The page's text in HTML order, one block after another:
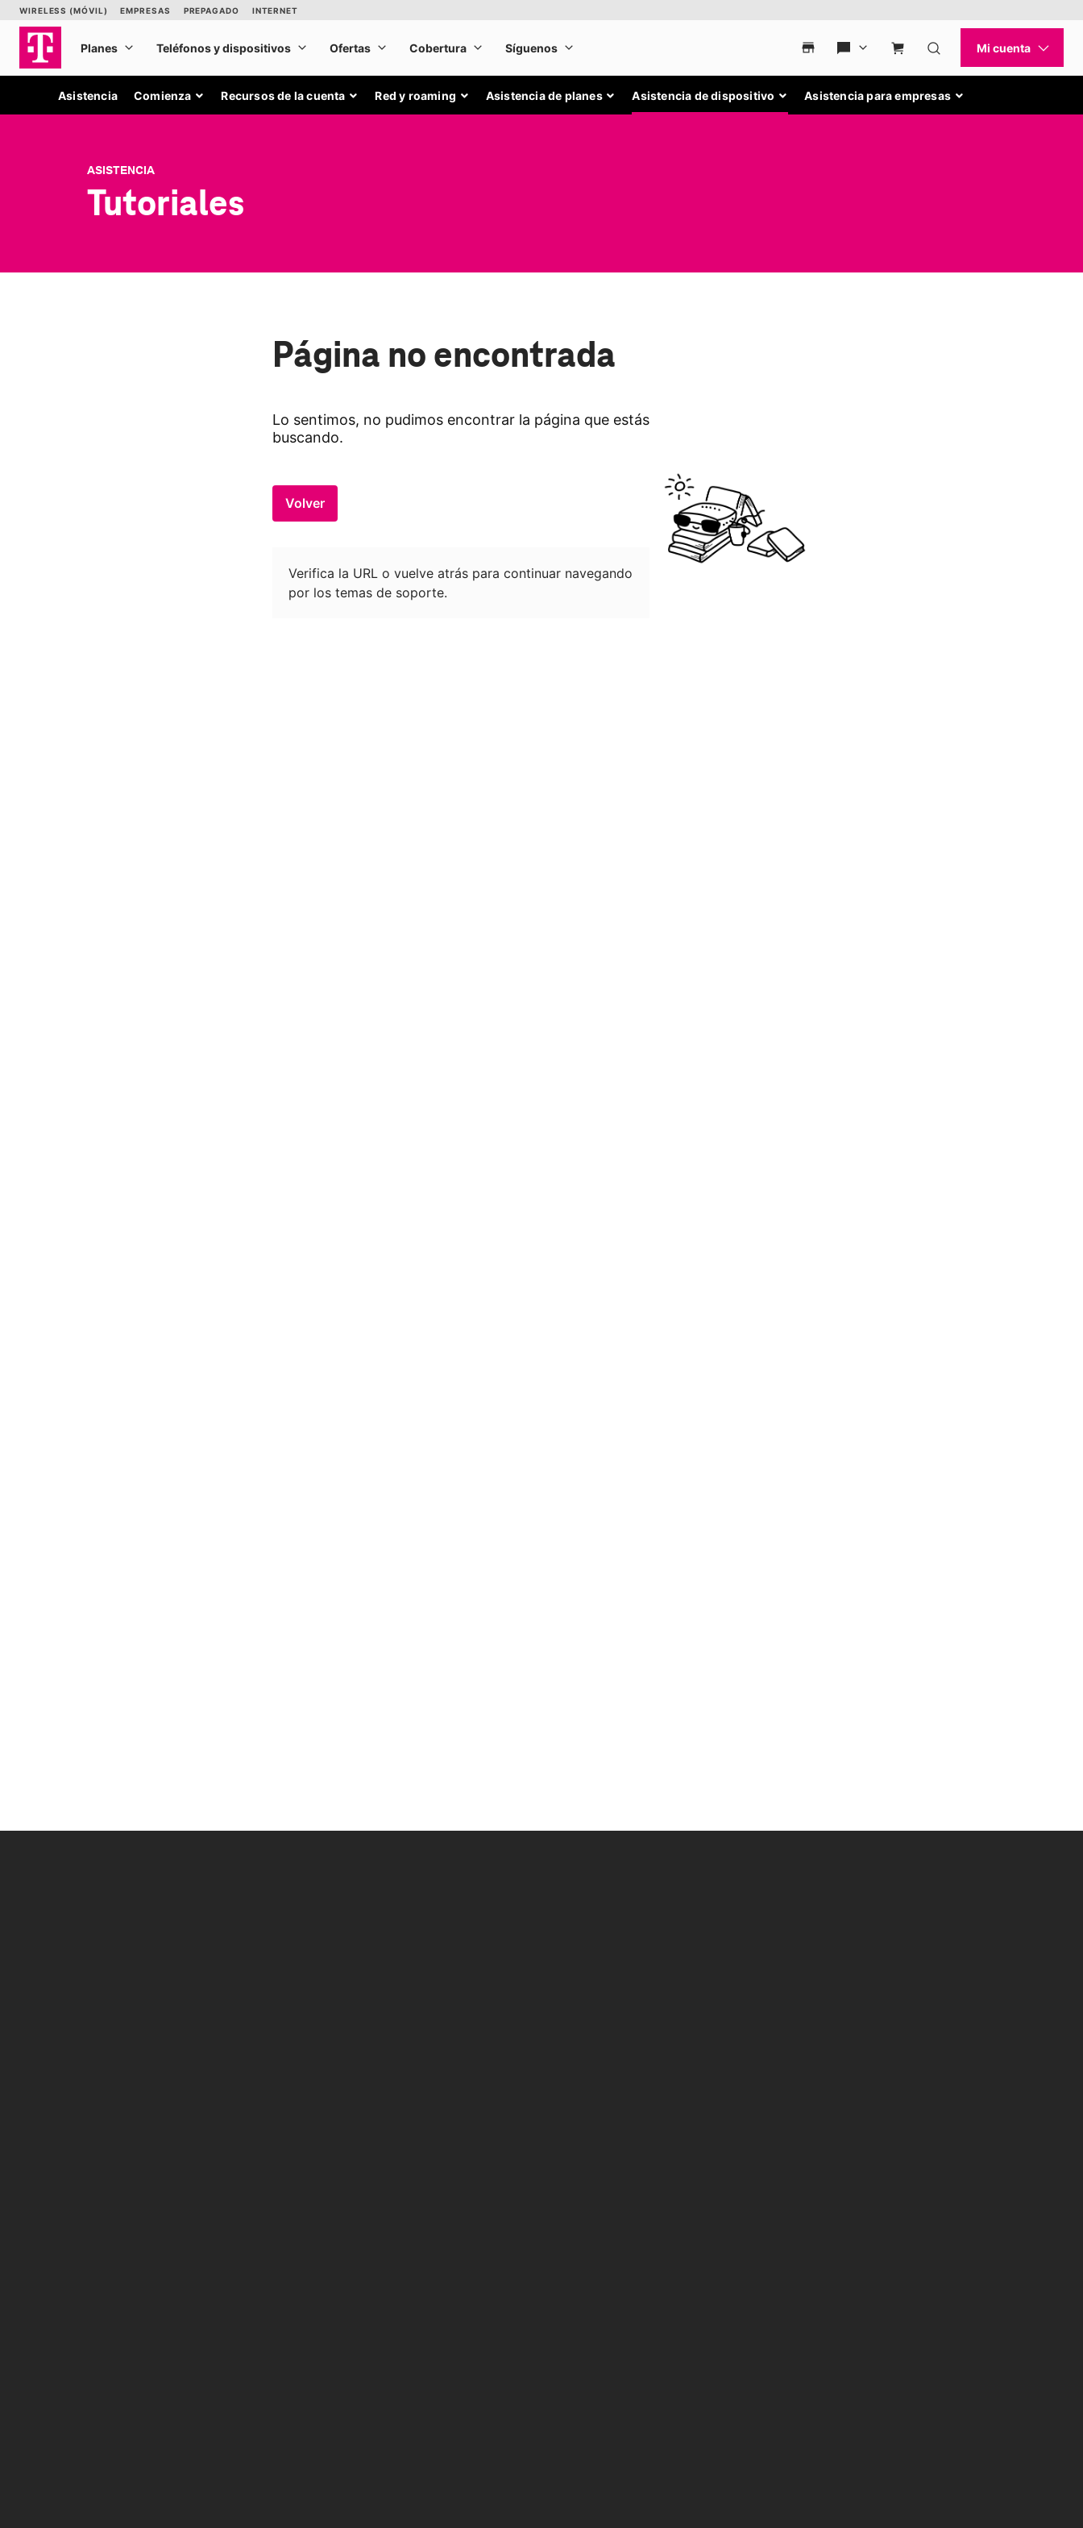
Asistencia Comienza Recursos de la cuenta Red y roaming Asistencia de planes Asistencia de dispositivo Asistencia para empresas
ASISTENCIA
Tutoriales